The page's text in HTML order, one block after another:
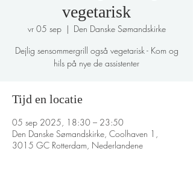
vegetarisk
vr 05 sep
  |
Den Danske Sømandskirke
Dejlig sensommergrill også vegetarisk - Kom og
hils på nye de assistenter
Tijd en locatie
05 sep 2025, 18:30 – 23:50
Den Danske Sømandskirke, Coolhaven 1,
3015 GC Rotterdam, Nederlandene